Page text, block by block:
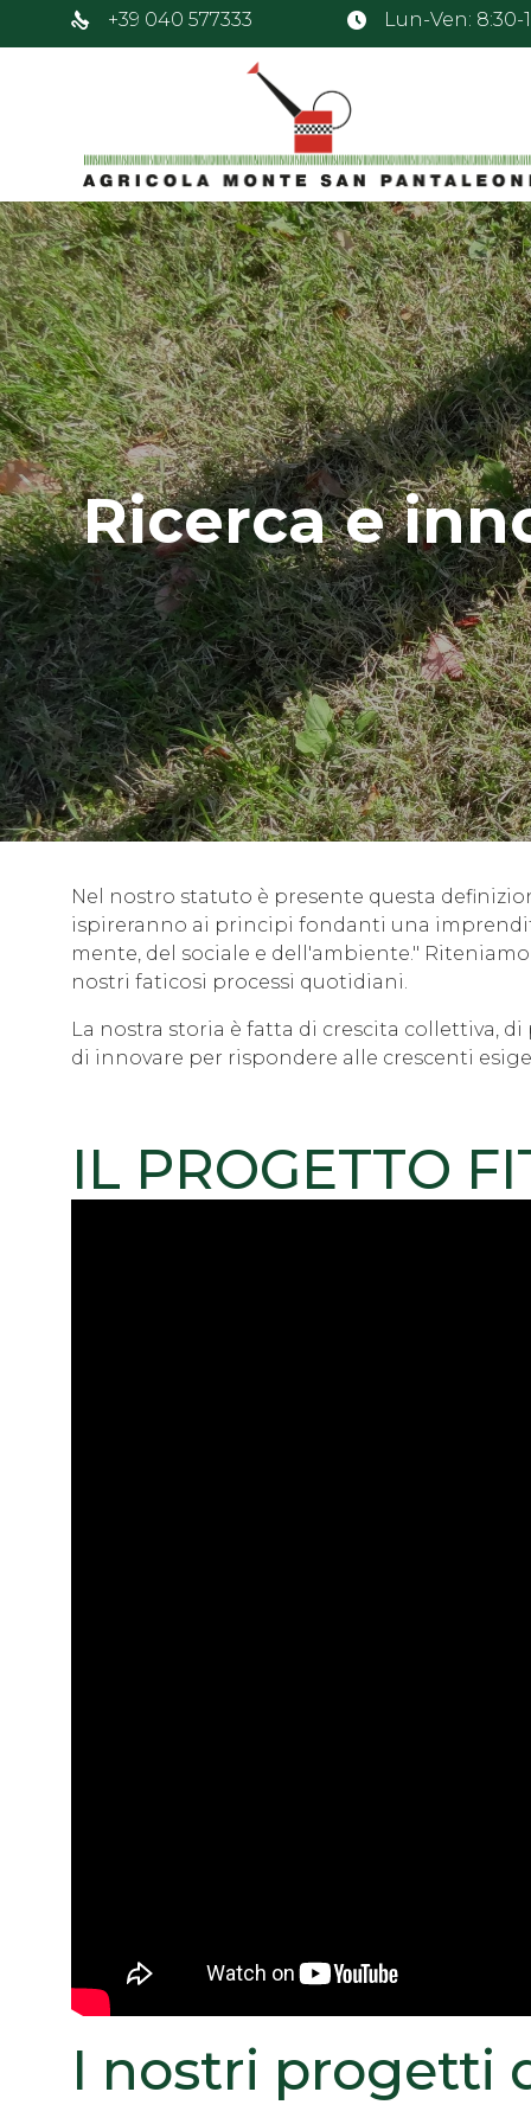
+39 040 577333 Lun-Ven: 8:30-
Ricerca e
Nel nostro statuto è presente questa
ispireranno ai principi fondanti una
mente, del sociale e dell'ambiente."
nostri faticosi processi quotidiani.
La nostra storia è fatta di crescita collettiva,
di innovare per rispondere alle crescenti
IL PROGETTO
I nostri progetti